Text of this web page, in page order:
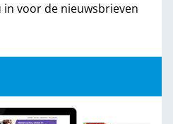
in voor de nieuwsbrieven